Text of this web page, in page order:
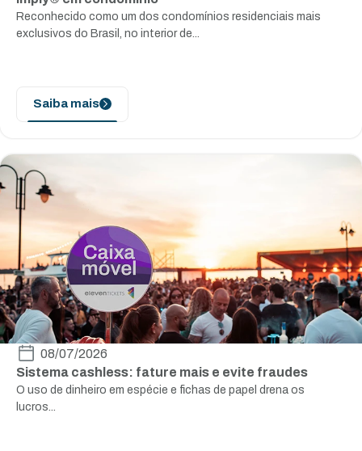
Reconhecido como um dos condomínios residenciais mais
exclusivos do Brasil, no interior de...
Saiba mais
08/07/2026
Sistema cashless: fature mais e evite fraudes
O uso de dinheiro em espécie e fichas de papel drena os
lucros...